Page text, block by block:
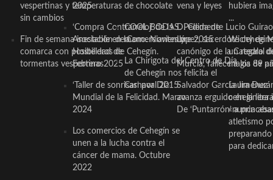
vespertinas y temperaturas
sin cambios
Fin de semana inestable en la
comarca con posibilidad de
tormentas vespertinas
2025
‘Compra Contrarreloj’ de la
Asociación de Comerciantes y
Hosteleros de Cehegín.
Febrero 2025
‘Taller de sonrisas’ por Día
Mundial de la Felicidad. Marzo
2024
Los comercios de Cehegín se
unen a la lucha contra el
cáncer de mama. Octubre
2022
de chocolate
COOL BODAS. Pedida de
mano. Noviembre 2015
La Chirigota del Centro de Día
de Cehegín nos felicita el
Carnaval 2015
vena y leyes
D. Clemente Lucio Guirao
López, sacerdote
canónigo de la Catedral
Murcia, fallece a los 89
Salvador García Jiménez
avanza erguido en la
De ‘Puntarrón’ a
hubiera
...
Wichy de
un regalo
magia de
Laura
ceheginera
«nunca
atletismo
para